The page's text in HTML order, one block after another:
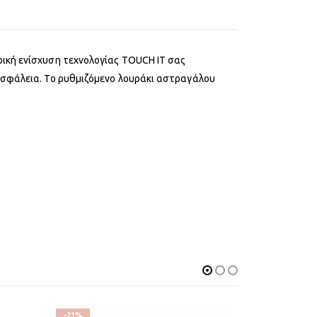
ενίσχυση τεχνολογίας TOUCH IT σας
Το ρυθμιζόμενο λουράκι αστραγάλου
-21%